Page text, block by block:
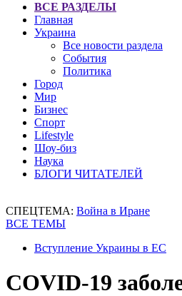
ВСЕ РАЗДЕЛЫ
Главная
Украина
Все новости раздела
События
Политика
Город
Мир
Бизнес
Спорт
Lifestyle
Шоу-биз
Наука
БЛОГИ ЧИТАТЕЛЕЙ
СПЕЦТЕМА: Война в Иране
ВСЕ ТЕМЫ
Вступление Украины в ЕС
COVID-19